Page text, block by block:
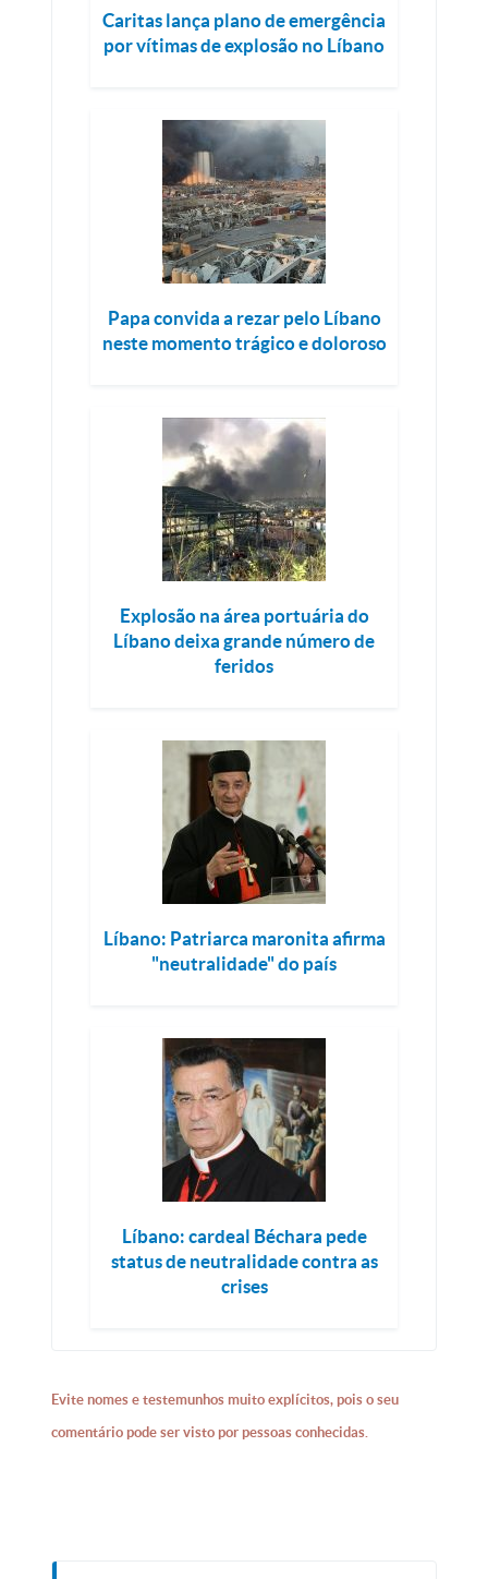
Caritas lança plano de emergência
por vítimas de explosão no Líbano
Papa convida a rezar pelo Líbano
neste momento trágico e doloroso
Explosão na área portuária do
Líbano deixa grande número de
feridos
Líbano: Patriarca maronita afirma
"neutralidade" do país
Líbano: cardeal Béchara pede
status de neutralidade contra as
crises
Evite nomes e testemunhos muito explícitos, pois o seu
comentário pode ser visto por pessoas conhecidas.